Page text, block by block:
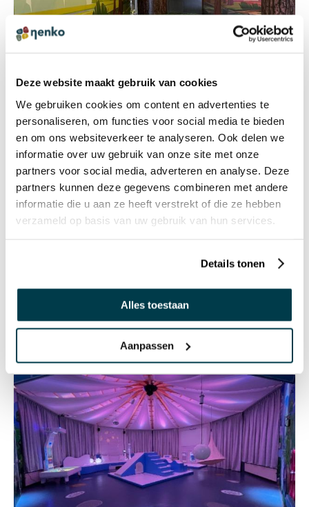
Deze website maakt gebruik van cookies
We gebruiken cookies om content en advertenties te
personaliseren, om functies voor social media te bieden
en om ons websiteverkeer te analyseren. Ook delen we
informatie over uw gebruik van onze site met onze
partners voor social media, adverteren en analyse. Deze
partners kunnen deze gegevens combineren met andere
informatie die u aan ze heeft verstrekt of die ze hebben
verzameld op basis van uw gebruik van hun services.
Details tonen
Alles toestaan
Aanpassen
BETOVERENDE BELEVENISHAL
SNOEZEL MET SNOEZELPROJECTOR